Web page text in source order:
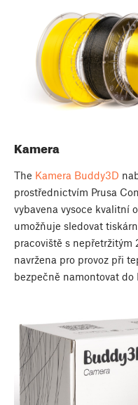
Kamera
The Kamera Buddy3D
prostřednictvím Prusa
vybavena vysoce kvalitní
umožňuje sledovat
pracoviště s nepřetržitým
navržena pro provoz při
bezpečně namontovat do